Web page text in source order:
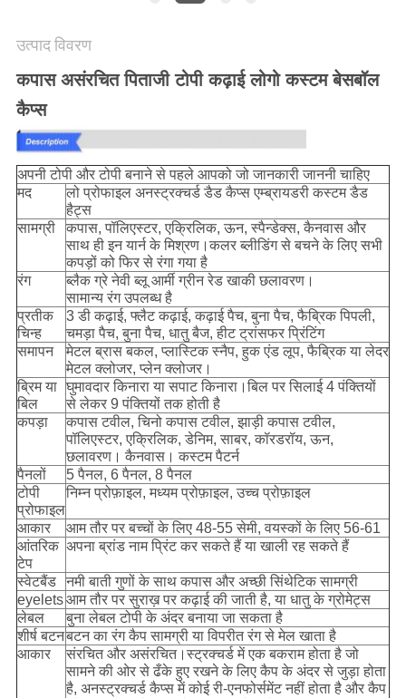
उत्पाद विवरण
कपास असंरचित पिताजी टोपी कढ़ाई लोगो कस्टम बेसबॉल
कैप्स
अपनी टोपी और टोपी बनाने से पहले आपको जो जानकारी जाननी चाहिए
मद
लो प्रोफाइल अनस्ट्रक्चर्ड डैड कैप्स एम्ब्रायडरी कस्टम डैड
हैट्स
सामग्री
कपास, पॉलिएस्टर, एक्रिलिक, ऊन, स्पैन्डेक्स, कैनवास और
साथ ही इन यार्न के मिश्रण।कलर ब्लीडिंग से बचने के लिए सभी
कपड़ों को फिर से रंगा गया है
रंग
ब्लैक ग्रे नेवी ब्लू आर्मी ग्रीन रेड खाकी छलावरण।
सामान्य रंग उपलब्ध है
प्रतीक
चिन्ह
3 डी कढ़ाई, फ्लैट कढ़ाई, कढ़ाई पैच, बुना पैच, फैब्रिक पिपली,
चमड़ा पैच, बुना पैच, धातु बैज, हीट ट्रांसफर प्रिंटिंग
समापन
मेटल ब्रास बकल, प्लास्टिक स्नैप, हुक एंड लूप, फैब्रिक या लेदर
मेटल क्लोजर, प्लेन क्लोजर।
ब्रिम या
बिल
घुमावदार किनारा या सपाट किनारा।बिल पर सिलाई 4 पंक्तियों
से लेकर 9 पंक्तियों तक होती है
कपड़ा
कपास टवील, चिनो कपास टवील, झाड़ी कपास टवील,
पॉलिएस्टर, एक्रिलिक, डेनिम, साबर, कॉरडरॉय, ऊन,
छलावरण। कैनवास। कस्टम पैटर्न
पैनलों
5 पैनल, 6 पैनल, 8 पैनल
टोपी
प्रोफाइल
निम्न प्रोफ़ाइल, मध्यम प्रोफ़ाइल, उच्च प्रोफ़ाइल
आकार
आम तौर पर बच्चों के लिए 48-55 सेमी, वयस्कों के लिए 56-61
आंतरिक
टेप
अपना ब्रांड नाम प्रिंट कर सकते हैं या खाली रह सकते हैं
स्वेटबैंड
नमी बाती गुणों के साथ कपास और अच्छी सिंथेटिक सामग्री
eyeletsआम तौर पर सुराख़ पर कढ़ाई की जाती है, या धातु के ग्रोमेट्स
लेबल
बुना लेबल टोपी के अंदर बनाया जा सकता है
शीर्ष बटनबटन का रंग कैप सामग्री या विपरीत रंग से मेल खाता है
आकार
संरचित और असंरचित।स्ट्रक्चर्ड में एक बकराम होता है जो
सामने की ओर से ढँके हुए रखने के लिए कैप के अंदर से जुड़ा होता
है, अनस्ट्रक्चर्ड कैप्स में कोई री-एनफोर्समेंट नहीं होता है और कैप